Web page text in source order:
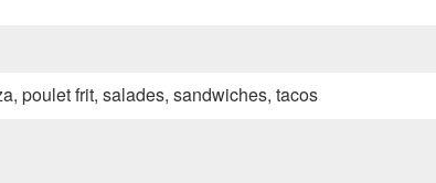
poulet frit, salades, sandwiches, tacos